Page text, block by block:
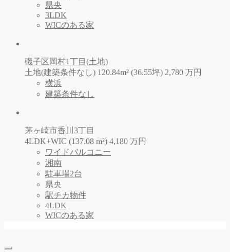
県央
3LDK
WICのある家
磯子区岡村1丁目(土地)
土地(建築条件なし) 120.84m² (36.55坪) 2,780 万円
横浜
建築条件なし
茅ヶ崎市香川3丁目
4LDK+WIC (137.08 m²) 4,180 万円
ワイドバルコニー
湘南
駐車場2台
県央
駅チカ物件
4LDK
WICのある家